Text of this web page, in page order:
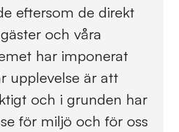
eftersom de direkt
och våra
har imponerat
upplevelse är att
och i grunden har
för miljö och för oss